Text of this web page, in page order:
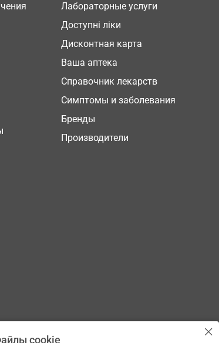
Лабораторные услуги
Доступні ліки
Дисконтная карта
Ваша аптека
Справочник лекарств
Симптомы и заболевания
Бренды
Производители
cookie